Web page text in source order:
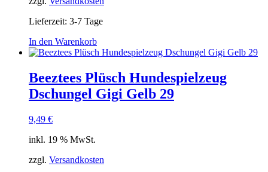
Lieferzeit: 3-7 Tage
In den Warenkorb
Beeztees Plüsch Hundespielzeug
Dschungel Gigi Gelb 29
9,49 €
inkl. 19 % MwSt.
zzgl. Versandkosten